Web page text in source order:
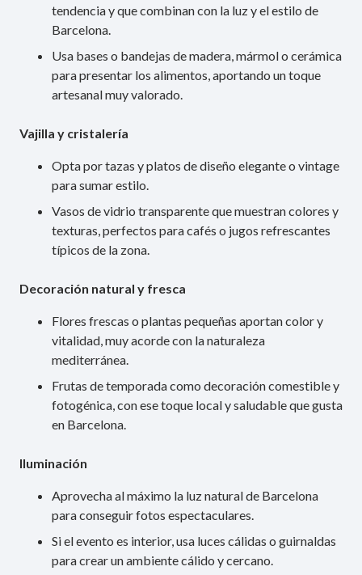
tendencia y que combinan con la luz y el estilo de
Barcelona.
Usa bases o bandejas de madera, mármol o cerámica
para presentar los alimentos, aportando un toque
artesanal muy valorado.
Vajilla y cristalería
Opta por tazas y platos de diseño elegante o vintage
para sumar estilo.
Vasos de vidrio transparente que muestran colores y
texturas, perfectos para cafés o jugos refrescantes
típicos de la zona.
Decoración natural y fresca
Flores frescas o plantas pequeñas aportan color y
vitalidad, muy acorde con la naturaleza
mediterránea.
Frutas de temporada como decoración comestible y
fotogénica, con ese toque local y saludable que gusta
en Barcelona.
Iluminación
Aprovecha al máximo la luz natural de Barcelona
para conseguir fotos espectaculares.
Si el evento es interior, usa luces cálidas o guirnaldas
para crear un ambiente cálido y cercano.